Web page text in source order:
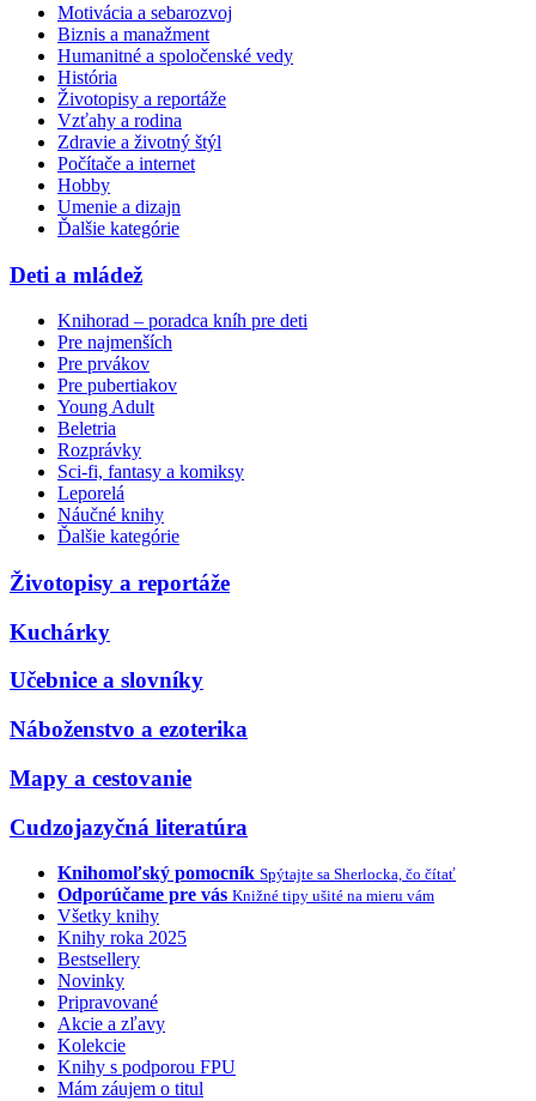
Motivácia a sebarozvoj
Biznis a manažment
Humanitné a spoločenské vedy
História
Životopisy a reportáže
Vzťahy a rodina
Zdravie a životný štýl
Počítače a internet
Hobby
Umenie a dizajn
Ďalšie kategórie
Deti a mládež
Knihorad – poradca kníh pre deti
Pre najmenších
Pre prvákov
Pre pubertiakov
Young Adult
Beletria
Rozprávky
Sci-fi, fantasy a komiksy
Leporelá
Náučné knihy
Ďalšie kategórie
Životopisy a reportáže
Kuchárky
Učebnice a slovníky
Náboženstvo a ezoterika
Mapy a cestovanie
Cudzojazyčná literatúra
Knihomoľský pomocník Spýtajte sa Sherlocka, čo čítať
Odporúčame pre vás Knižné tipy ušité na mieru vám
Všetky knihy
Knihy roka 2025
Bestsellery
Novinky
Pripravované
Akcie a zľavy
Kolekcie
Knihy s podporou FPU
Mám záujem o titul